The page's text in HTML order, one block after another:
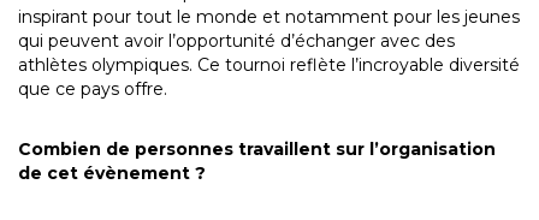
inspirant pour tout le monde et notamment pour les jeunes
qui peuvent avoir l’opportunité d’échanger avec des
athlètes olympiques. Ce tournoi reflète l’incroyable diversité
que ce pays offre.
Combien de personnes travaillent sur l’organisation
de cet évènement ?